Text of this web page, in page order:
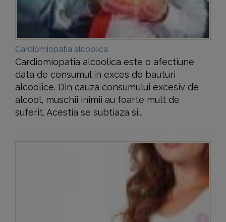
Cardiomiopatia alcoolica
Cardiomiopatia alcoolica este o afectiune
data de consumul in exces de bauturi
alcoolice. Din cauza consumului excesiv de
alcool, muschii inimii au foarte mult de
suferit. Acestia se subtiaza si...